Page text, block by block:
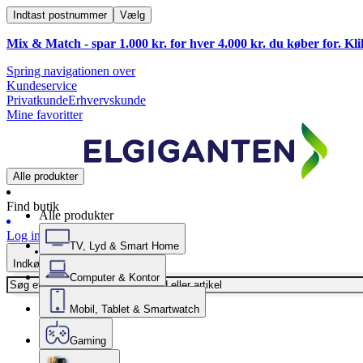
Indtast postnummer Vælg
Mix & Match - spar 1.000 kr. for hver 4.000 kr. du køber for.
Spring navigationen over
Kundeservice
PrivatkundeErhvervskunde
Mine favoritter
Alle produkter
Find butik
Log ind
Indkøbskurv
Alle produkter
TV, Lyd & Smart Home
Computer & Kontor
Mobil, Tablet & Smartwatch
Gaming